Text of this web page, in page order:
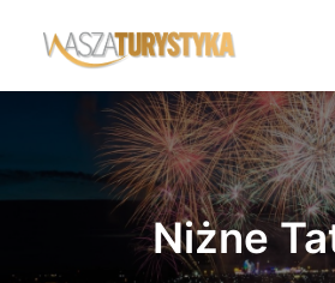
Księga wspomnień
Biura podróży
Noclegi
Niżne